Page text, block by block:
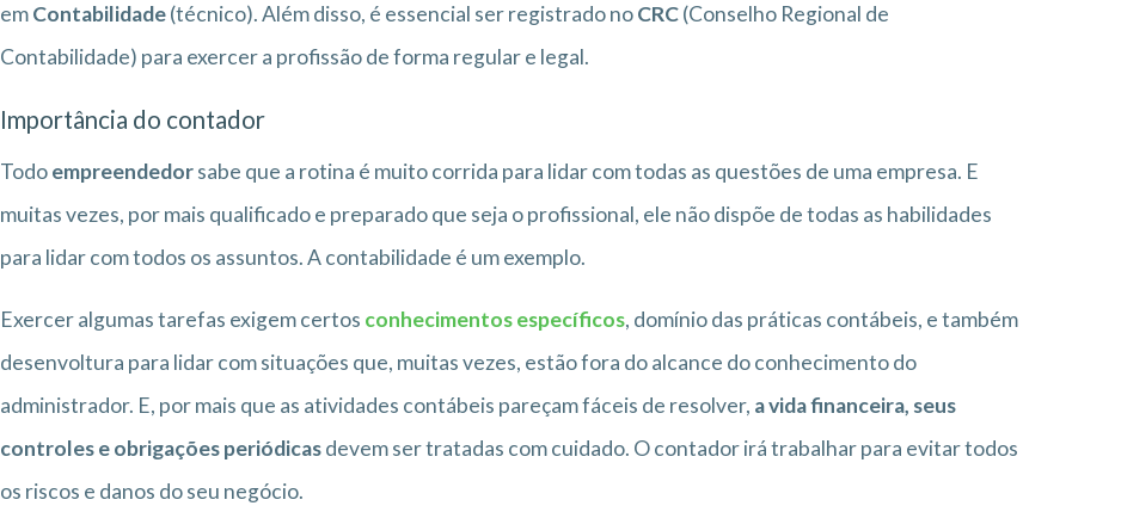
emContabilidade(técnico). Além disso, é essencial ser registrado noCRC(Conselho Regional de
Contabilidade) para exercer a profissão de forma regular e legal.
Importância do contador
Todoempreendedorsabe que a rotina é muito corrida para lidar com todas as questões de uma empresa. E
muitas vezes, por mais qualificado e preparado que seja o profissional, ele não dispõe de todas as habilidades
para lidar com todos os assuntos. A contabilidade é um exemplo.
Exercer algumas tarefas exigem certos conhecimentos específicos, domínio das práticas contábeis, e também
desenvoltura para lidar com situações que, muitas vezes, estão fora do alcance do conhecimento do
administrador. E, por mais que as atividades contábeis pareçam fáceis de resolver, a vida financeira, seus
controles e obrigações periódicasdevem ser tratadas com cuidado. O contador irá trabalhar para evitar todos
os riscos e danos do seu negócio.